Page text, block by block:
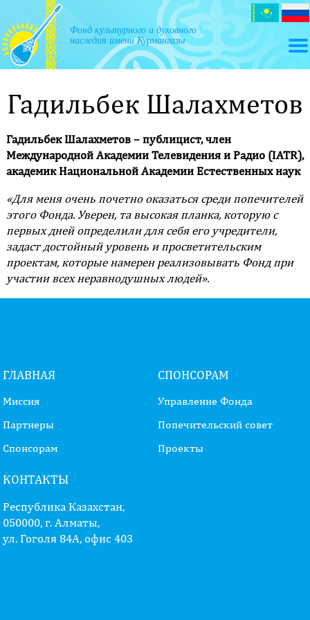
Фонд культурного и духовного
наследия имени Курмангазы
ГЛАВНАЯ
О
ПОПЕЧИТЕЛЬСКИЙ
СОВЕТ
УПРАВЛЕНИЕ
ФОНДА
ПРОЕКТЫ
Гадильбек Шалахметов
Гадильбек Шалахметов – публицист, член
Международной Академии Телевидения и Радио (IATR),
академик Национальной Академии Естественных наук
«Для меня очень почетно оказаться среди попечителей
этого Фонда. Уверен, та высокая планка, которую с
первых дней определили для себя его учредители,
задаст достойный уровень и просветительским
проектам, которые намерен реализовывать Фонд при
участии всех неравнодушных людей».
ГЛАВНАЯ
Миссия
Партнеры
Спонсорам
СПОНСОРАМ
Управление Фонда
Попечительский совет
Проекты
КОНТАКТЫ
Республика Казахстан,
050000, г. Алматы,
ул. Гоголя 84А, офис 403